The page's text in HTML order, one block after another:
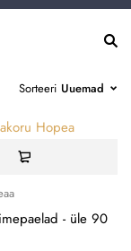
Sorteeri Uuemad
- üle 90